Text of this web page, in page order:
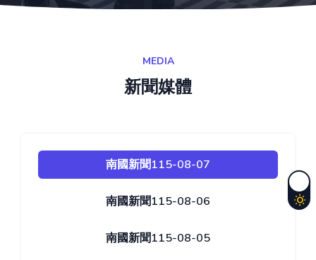
MEDIA
新聞媒體
南國新聞115-08-07
南國新聞115-08-06
南國新聞115-08-05